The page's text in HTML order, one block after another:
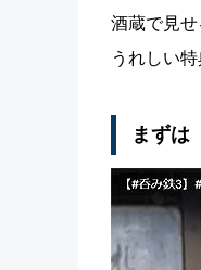
酒蔵で見
うれしい
まずは